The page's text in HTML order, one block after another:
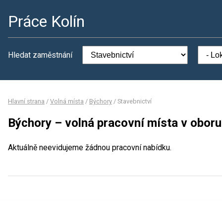
Práce Kolín
Hledat zaměstnání
Hlavní strana / Volná místa / Býchory / Stavebnictví
Býchory – volná pracovní místa v
Aktuálně neevidujeme žádnou pracovní nabídku.